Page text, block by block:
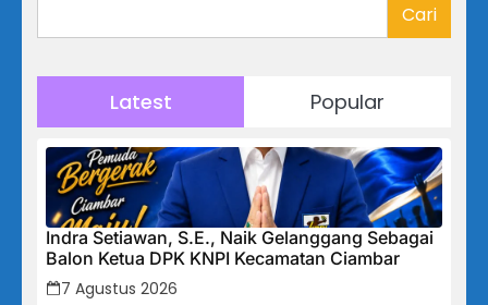
Cari
Latest Popular
Indra Setiawan, S.E., Naik Gelanggang Sebagai
Balon Ketua DPK KNPI Kecamatan Ciambar
7 Agustus 2026